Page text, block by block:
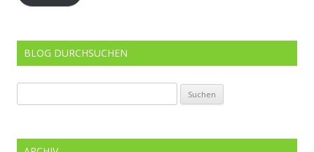
BLOG DURCHSUCHEN
nach: